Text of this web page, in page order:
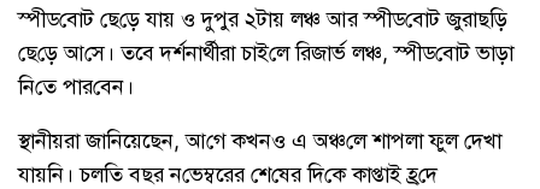
স্পীড‌বোট ছে‌ড়ে যায় ও দুপুর ২টায় লঞ্চ আর স্পীড‌বোট জুরাছ‌ড়ি
ছে‌ড়ে আ‌সে। তবে দর্শনার্থীরা চাই‌লে রিজার্ভ লঞ্চ, স্পীড‌বোট ভাড়া
নি‌তে পার‌বেন।
স্থানীয়রা জানিয়েছেন, আ‌গে কখনও এ অঞ্চ‌লে শাপলা ফুল দেখা
যায়‌নি। চল‌তি বছর ন‌ভেম্বরের শে‌ষের দি‌কে কাপ্তাই হ্র‌দে